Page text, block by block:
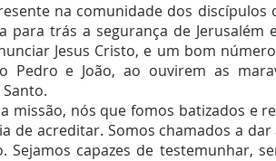
na comunidade dos
para trás a segurança de
Jesus Cristo, e um bom
Pedro e João, ao ouvirem as
missão, nós que fomos batizados e
de acreditar. Somos chamados a
Sejamos capazes de testemunhar,